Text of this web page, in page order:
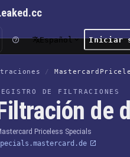
Español Iniciar
/
DE FILTRACIONES
de
Priceless Specials